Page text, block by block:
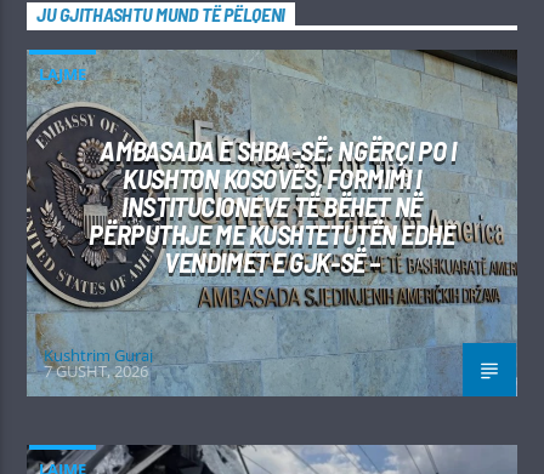
JU GJITHASHTU MUND TË PËLQENI
LAJME
AMBASADA E SHBA-SË: NGËRÇI PO I
KUSHTON KOSOVËS, FORMIMI I
INSTITUCIONEVE TË BËHET NË
PËRPUTHJE ME KUSHTETUTËN EDHE
VENDIMET E GJK-SË –
Kushtrim Guraj
7 GUSHT, 2026
LAJME